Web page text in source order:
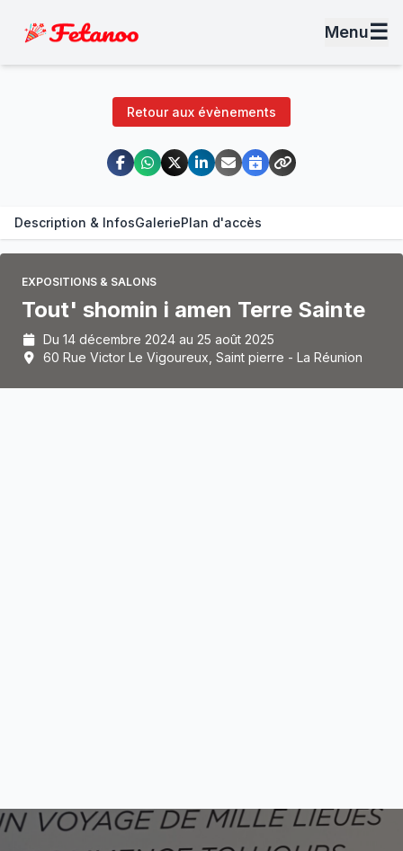
Menu☰
Retour aux évènements
Description & InfosGaleriePlan d'accès
EXPOSITIONS & SALONS
Tout' shomin i amen Terre Sainte
Du 14 décembre 2024 au 25 août 2025
60 Rue Victor Le Vigoureux, Saint pierre - La Réunion